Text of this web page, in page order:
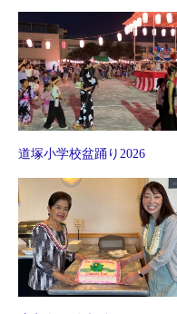
道塚小学校盆踊り2026